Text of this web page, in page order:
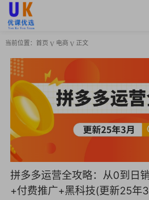
当前位置： 首页 电商 正文
拼多多运营全攻略：从0到日
+付费推广+黑科技(更新25年